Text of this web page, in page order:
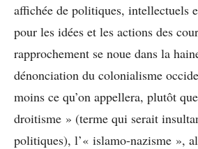
affichée de politiques, intellectuels
pour les idées et les actions des
rapprochement se noue dans la
dénonciation du colonialisme
moins ce qu’on appellera, plutôt
droitisme » (terme qui serait
politiques), l’« islamo-nazisme »,